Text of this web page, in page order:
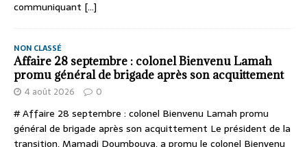
communiquant [...]
NON CLASSÉ
Affaire 28 septembre : colonel Bienvenu Lamah
promu général de brigade après son acquittement
4 août 2026 0
# Affaire 28 septembre : colonel Bienvenu Lamah promu
général de brigade après son acquittement Le président de la
transition, Mamadi Doumbouya, a promu le colonel Bienvenu